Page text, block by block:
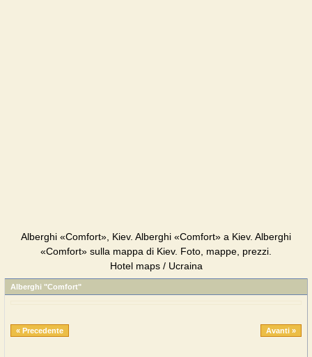
Alberghi «Comfort», Kiev. Alberghi «Comfort» a Kiev. Alberghi
«Comfort» sulla mappa di Kiev. Foto, mappe, prezzi.
Hotel maps / Ucraina
Alberghi "Comfort"
« Precedente Avanti »